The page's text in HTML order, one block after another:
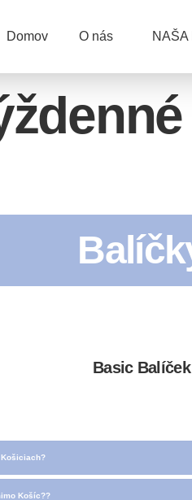
Domov O nás NAŠA
Basic Balíček
Košíc??